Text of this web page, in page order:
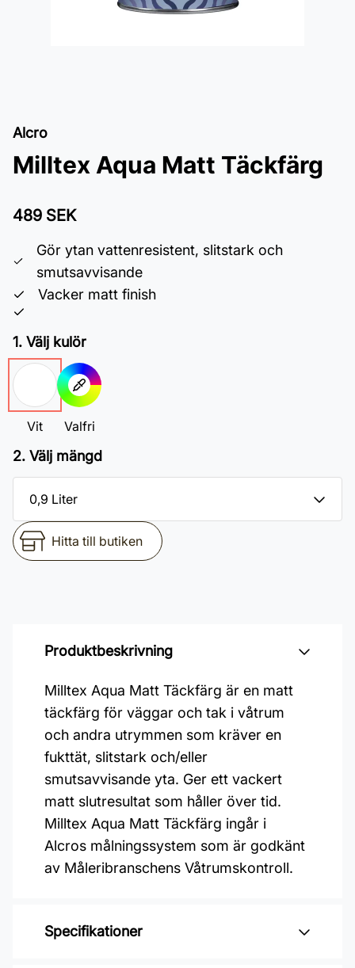
Alcro
Milltex Aqua Matt Täckfärg
489 SEK
Gör ytan vattenresistent, slitstark och
smutsavvisande
Vacker matt finish
1. Välj kulör
Vit Valfri
2. Välj mängd
Hitta till butiken
Produktbeskrivning
Milltex Aqua Matt Täckfärg är en matt
täckfärg för väggar och tak i våtrum
och andra utrymmen som kräver en
fukttät, slitstark och/eller
smutsavvisande yta. Ger ett vackert
matt slutresultat som håller över tid.
Milltex Aqua Matt Täckfärg ingår i
Alcros målningssystem som är godkänt
av Måleribranschens Våtrumskontroll.
Specifikationer